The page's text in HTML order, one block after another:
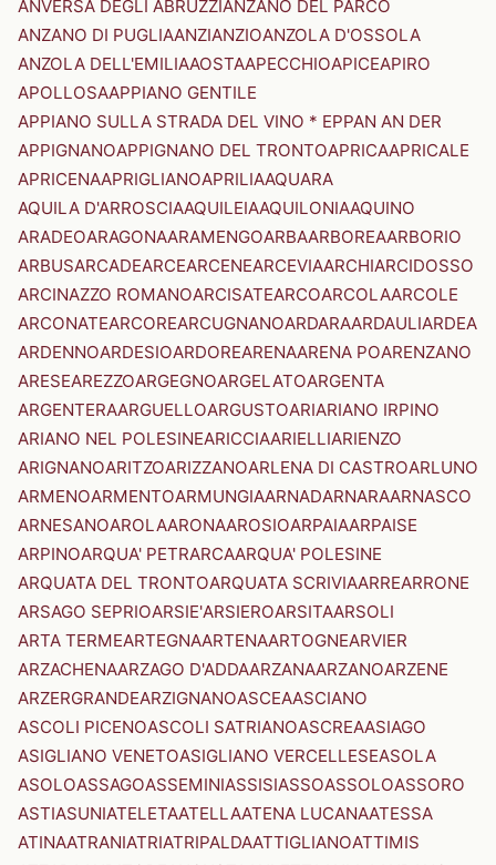
ANVERSA DEGLI ABRUZZIANZANO DEL PARCO
ANZANO DI PUGLIAANZIANZIOANZOLA D'OSSOLA
ANZOLA DELL'EMILIAAOSTAAPECCHIOAPICEAPIRO
APOLLOSAAPPIANO GENTILE
APPIANO SULLA STRADA DEL VINO * EPPAN AN DER
APPIGNANOAPPIGNANO DEL TRONTOAPRICAAPRICALE
APRICENAAPRIGLIANOAPRILIAAQUARA
AQUILA D'ARROSCIAAQUILEIAAQUILONIAAQUINO
ARADEOARAGONAARAMENGOARBAARBOREAARBORIO
ARBUSARCADEARCEARCENEARCEVIAARCHIARCIDOSSO
ARCINAZZO ROMANOARCISATEARCOARCOLAARCOLE
ARCONATEARCOREARCUGNANOARDARAARDAULIARDEA
ARDENNOARDESIOARDOREARENAARENA POARENZANO
ARESEAREZZOARGEGNOARGELATOARGENTA
ARGENTERAARGUELLOARGUSTOARIARIANO IRPINO
ARIANO NEL POLESINEARICCIAARIELLIARIENZO
ARIGNANOARITZOARIZZANOARLENA DI CASTROARLUNO
ARMENOARMENTOARMUNGIAARNADARNARAARNASCO
ARNESANOAROLAARONAAROSIOARPAIAARPAISE
ARPINOARQUA' PETRARCAARQUA' POLESINE
ARQUATA DEL TRONTOARQUATA SCRIVIAARREARRONE
ARSAGO SEPRIOARSIE'ARSIEROARSITAARSOLI
ARTA TERMEARTEGNAARTENAARTOGNEARVIER
ARZACHENAARZAGO D'ADDAARZANAARZANOARZENE
ARZERGRANDEARZIGNANOASCEAASCIANO
ASCOLI PICENOASCOLI SATRIANOASCREAASIAGO
ASIGLIANO VENETOASIGLIANO VERCELLESEASOLA
ASOLOASSAGOASSEMINIASSISIASSOASSOLOASSORO
ASTIASUNIATELETAATELLAATENA LUCANAATESSA
ATINAATRANIATRIATRIPALDAATTIGLIANOATTIMIS